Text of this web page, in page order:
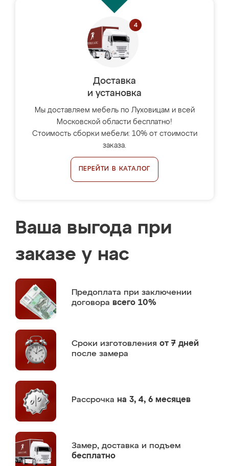
Доставка
и установка
Мы доставляем мебель по Луховицам и всей
Московской области бесплатно!
Стоимость сборки мебели: 10% от стоимости
заказа.
ПЕРЕЙТИ В КАТАЛОГ
Ваша выгода при
заказе у нас
Предоплата при заключении
договора всего 10%
Сроки изготовления от 7 дней
после замера
Рассрочка на 3, 4, 6 месяцев
Замер, доставка и подъем
бесплатно